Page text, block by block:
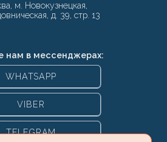
м. Новокузнецкая,
д. 39, стр. 13
нам в мессенджерах:
WHATSAPP
VIBER
TELEGRAM